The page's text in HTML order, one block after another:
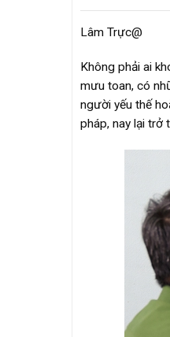
Lâm Trực@
Không phải ai
mưu toan, có
người yếu thế
pháp, nay lại trở